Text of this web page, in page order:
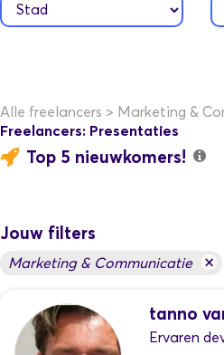
Alle freelancers > Marketing &
Freelancers: Presentaties
Top 5 nieuwkomers!
Jouw filters
Marketing & Communicatie ×
tanno
Ervaren